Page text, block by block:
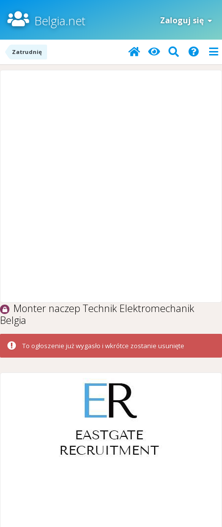
Belgia.net Zaloguj się
Zatrudnię
Monter naczep Technik Elektromechanik
Belgia
To ogłoszenie już wygasło i wkrótce zostanie usunięte